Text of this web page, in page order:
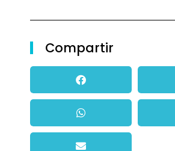
Compartir